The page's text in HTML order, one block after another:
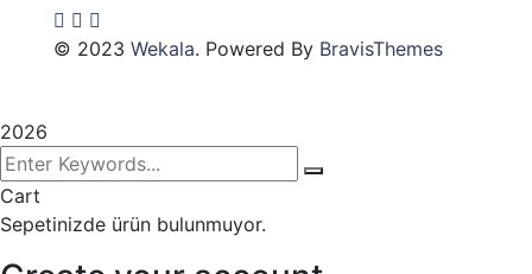
© 2023 Wekala. Powered By BravisThemes
2026
Cart
Sepetinizde ürün bulunmuyor.